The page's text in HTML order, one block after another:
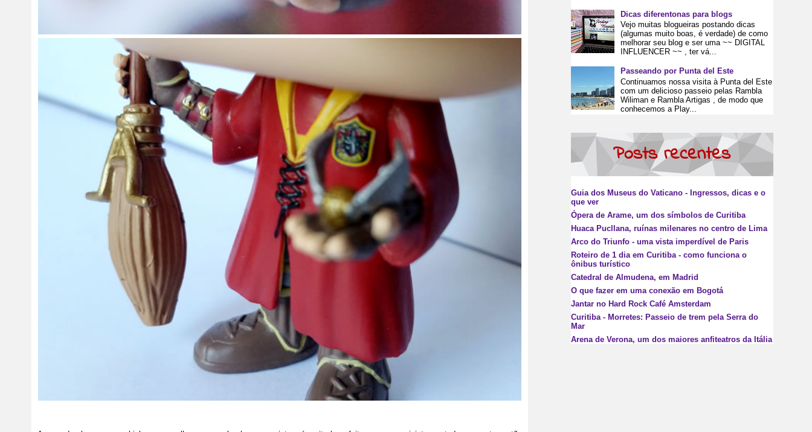
Dicas diferentonas para blogs
Vejo muitas blogueiras postando dicas
(algumas muito boas, é verdade) de como
melhorar seu blog e ser uma ~~ DIGITAL
INFLUENCER ~~ , ter vá...
Passeando por Punta del Este
Continuamos nossa visita à Punta del Este
com um delicioso passeio pelas Rambla
Wiliman e Rambla Artigas , de modo que
conhecemos a Play...
Posts recentes
Guia dos Museus do Vaticano - Ingressos, dicas e o
que ver
Ópera de Arame, um dos símbolos de Curitiba
Huaca Pucllana, ruínas milenares no centro de Lima
Arco do Triunfo - uma vista imperdível de Paris
Roteiro de 1 dia em Curitiba - como funciona o
ônibus turístico
Catedral de Almudena, em Madrid
O que fazer em uma conexão em Bogotá
Jantar no Hard Rock Café Amsterdam
Curitiba - Morretes: Passeio de trem pela Serra do
Mar
Arena de Verona, um dos maiores anfiteatros da Itália